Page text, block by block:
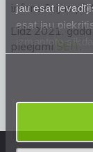
jau esat
esat jau
izmantoto
mūsu
informācijas
Līdz 2021.
pieejami ŠEIT.